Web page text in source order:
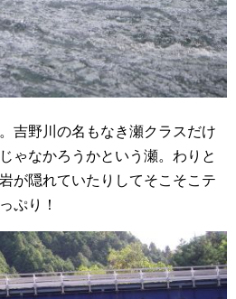
吉野川の名もなき瀬クラスだけ
ゃなかろうかという瀬。わりと
が隠れていたりしてそこそこテ
ぷり！